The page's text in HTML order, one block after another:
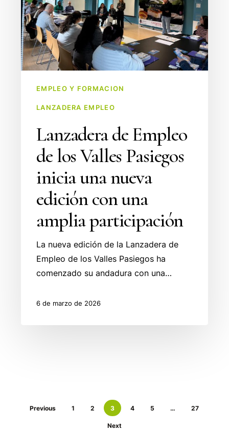
Valles
Pasiegos
inicia
una
nueva
participación
EMPLEO Y FORMACION
LANZADERA EMPLEO
Lanzadera de Empleo
de los Valles Pasiegos
inicia una nueva
edición con una
amplia participación
La nueva edición de la Lanzadera de
Empleo de los Valles Pasiegos ha
comenzado su andadura con una…
6 de marzo de 2026
Previous 1 2 3 4 5 … 27
Next